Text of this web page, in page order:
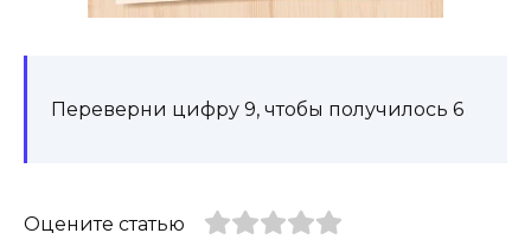
Переверни цифру 9, чтобы получилось 6
Оцените статью